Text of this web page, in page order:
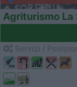
Agriturismo La